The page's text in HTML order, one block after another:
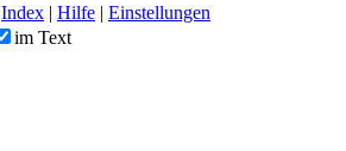
Index | Hilfe | Einstellungen
im Text